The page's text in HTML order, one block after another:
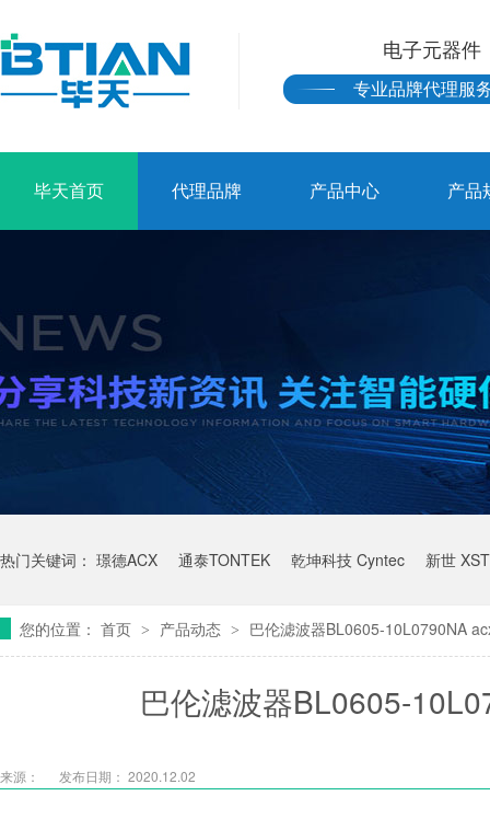
电子元器件
专业品牌代理服
毕天首页 代理品牌 产品中心 产品
热门关键词： 璟德ACX 通泰TONTEK 乾坤科技 Cyntec 新世
您的位置： 首页 > 产品动态 > 巴伦滤波器BL0605-10L0790NA
巴伦滤波器BL0605-
来源： 发布日期： 2020.12.02